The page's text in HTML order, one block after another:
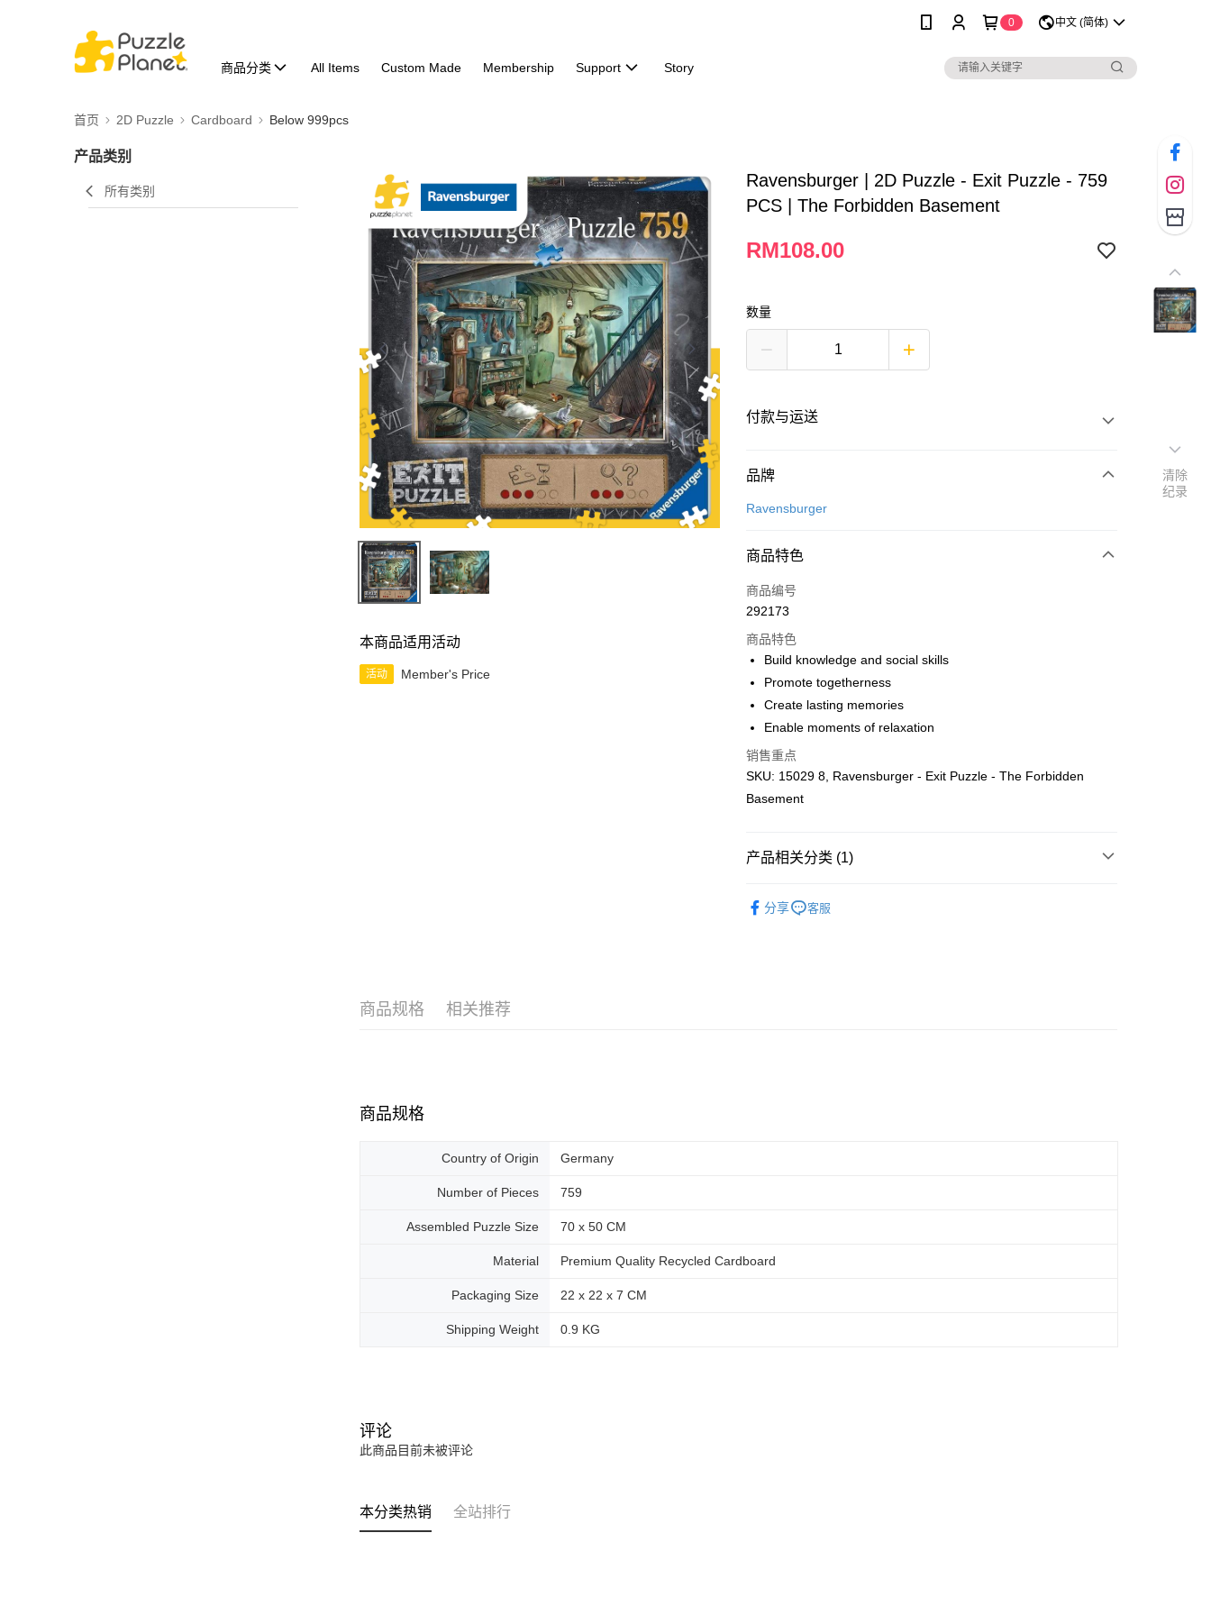
0 中文 (简体)
商品分类 All Items Custom Made Membership Support Story
首页 2D Puzzle Cardboard Below 999pcs
产品类别
所有类别
本商品适用活动
活动 Member's Price
Ravensburger | 2D Puzzle - Exit Puzzle - 759
PCS | The Forbidden Basement
RM108.00
数量
付款与运送
付款方式
信用卡一次付清
相关说明
伊斯兰银行、AmBank、BSN Bank
Touch 'n Go
GrabPay
Free Shipping (Min RM100) within West Malaysia!
Free Shipping (Min RM100.00) within West Malaysia!
品牌
Ravensburger
商品特色
商品编号
292173
商品特色
Build knowledge and social skills
Promote togetherness
Create lasting memories
Enable moments of relaxation
销售重点
SKU: 15029 8, Ravensburger - Exit Puzzle - The Forbidden
Basement
产品相关分类 (1)
分享
客服
商品规格 相关推荐
商品规格
Country of Origin Germany
Number of Pieces 759
Assembled Puzzle Size 70 x 50 CM
Material Premium Quality Recycled Cardboard
Packaging Size 22 x 22 x 7 CM
Shipping Weight 0.9 KG
评论
此商品目前未被评论
本分类热销 全站排行
清除
纪录